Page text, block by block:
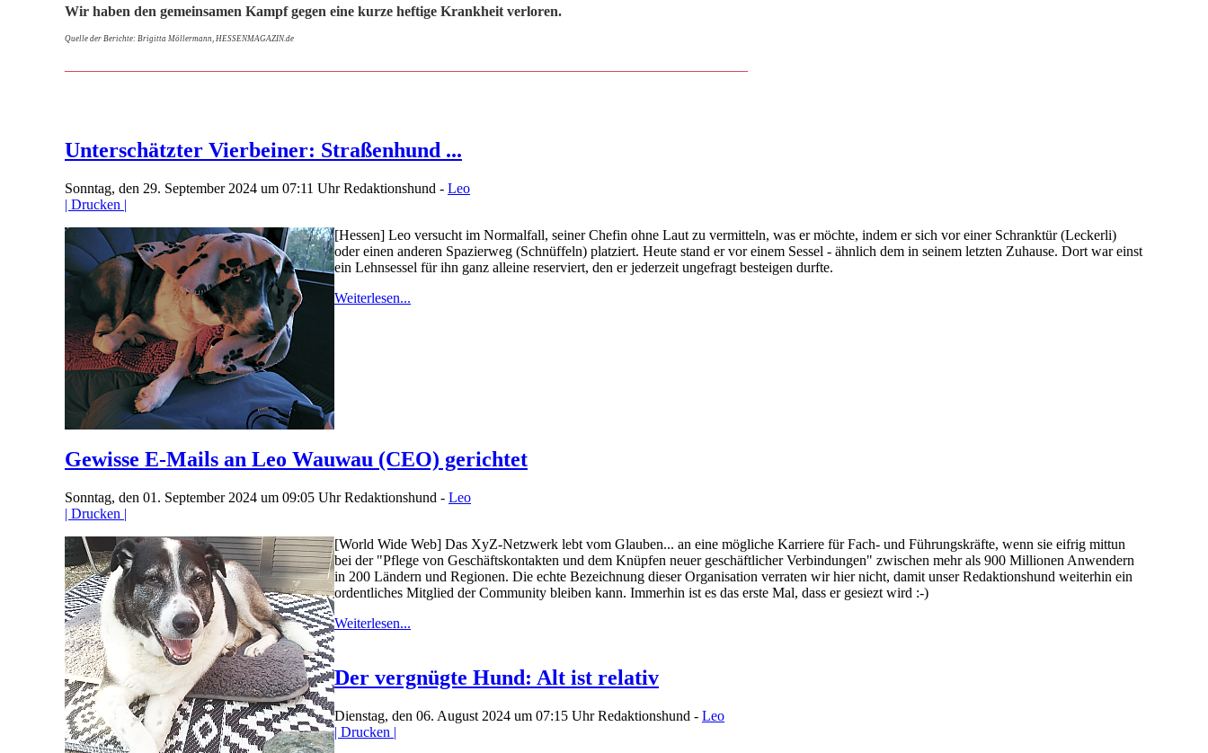
Wir haben den gemeinsamen Kampf gegen eine kurze heftige Krankheit verloren.
Quelle der Berichte: Brigitta Möllermann, HESSENMAGAZIN.de
Unterschätzter Vierbeiner: Straßenhund ...
Sonntag, den 29. September 2024 um 07:11 UhrRedaktionshund - Leo
| Drucken |
[Hessen] Leo versucht im Normalfall, seiner Chefin ohne Laut zu vermitteln, was er möchte, indem er sich vor einer Schranktür (Leckerli)
oder einen anderen Spazierweg (Schnüffeln) platziert. Heute stand er vor einem Sessel - ähnlich dem in seinem letzten Zuhause. Dort war einst
ein Lehnsessel für ihn ganz alleine reserviert, den er jederzeit ungefragt besteigen durfte.
Weiterlesen...
Gewisse E-Mails an Leo Wauwau (CEO) gerichtet
Sonntag, den 01. September 2024 um 09:05 UhrRedaktionshund - Leo
| Drucken |
[World Wide Web] Das XyZ-Netzwerk lebt vom Glauben... an eine mögliche Karriere für Fach- und Führungskräfte, wenn sie eifrig mittun
bei der "Pflege von Geschäftskontakten und dem Knüpfen neuer geschäftlicher Verbindungen" zwischen mehr als 900 Millionen Anwendern
in 200 Ländern und Regionen. Die echte Bezeichnung dieser Organisation verraten wir hier nicht, damit unser Redaktionshund weiterhin ein
ordentliches Mitglied der Community bleiben kann. Immerhin ist es das erste Mal, dass er gesiezt wird :-)
Weiterlesen...
Der vergnügte Hund: Alt ist relativ
Dienstag, den 06. August 2024 um 07:15 UhrRedaktionshund - Leo
| Drucken |